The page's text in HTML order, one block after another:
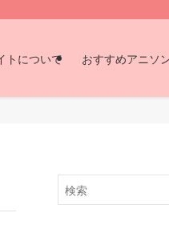
トについて おすすめアニソ